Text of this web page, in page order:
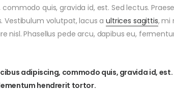
quis, gravida id, est. Sed lectus.
Vestibulum volutpat, lacus aultrices sagittis, mi
nisl. Phasellus pede arcu, dapibus eu,
adipiscing, commodo quis, gravida id, est.
hendrerit tortor.